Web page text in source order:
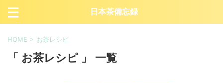
日本茶備忘録
HOME > お茶レシピ
「 お茶レシピ 」 一覧